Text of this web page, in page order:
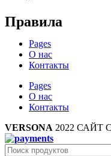
Правила
Pages
О нас
Контакты
Pages
О нас
Контакты
VERSONA 2022 САЙТ